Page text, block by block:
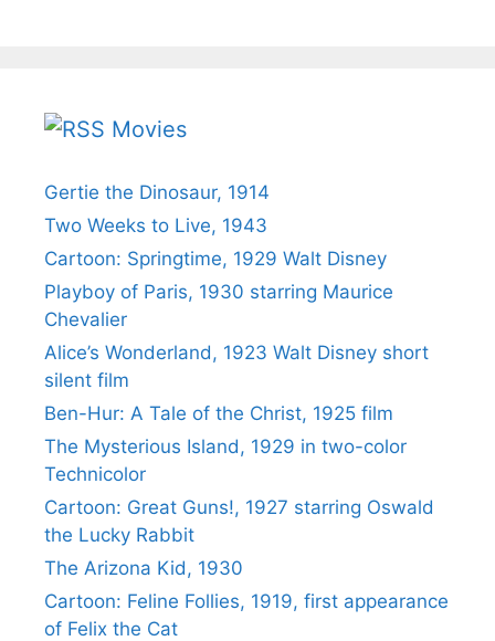
Movies
Gertie the Dinosaur, 1914
Two Weeks to Live, 1943
Cartoon: Springtime, 1929 Walt Disney
Playboy of Paris, 1930 starring Maurice
Chevalier
Alice’s Wonderland, 1923 Walt Disney short
silent film
Ben-Hur: A Tale of the Christ, 1925 film
The Mysterious Island, 1929 in two-color
Technicolor
Cartoon: Great Guns!, 1927 starring Oswald
the Lucky Rabbit
The Arizona Kid, 1930
Cartoon: Feline Follies, 1919, first appearance
of Felix the Cat